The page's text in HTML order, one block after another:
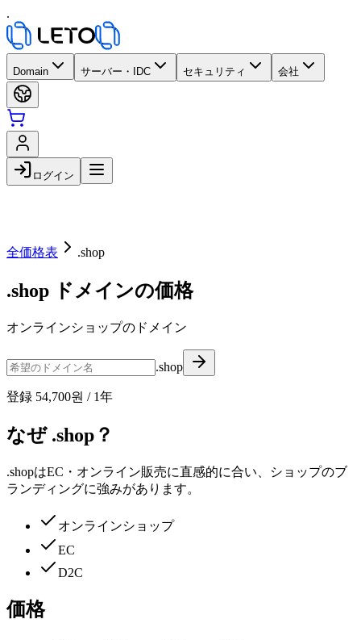
.
Domain サーバー・IDC セキュリティ 会社
ログイン
全価格表 .shop
.shop ドメインの価格
オンラインショップのドメイン
.shop
登録 54,700원 / 1年
なぜ .shop？
.shopはEC・オンライン販売に直感的に合い、ショップのブ
ランディングに強みがあります。
オンラインショップ
EC
D2C
価格